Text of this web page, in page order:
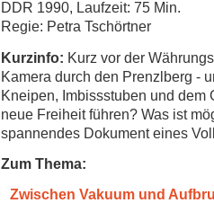
DDR 1990, Laufzeit: 75 Min.
Regie: Petra Tschörtner
Kurzinfo: Kurz vor der
Kamera durch den Prenzlberg -
Kneipen, Imbissstuben und dem
neue Freiheit führen? Was ist
spannendes Dokument eines
Zum Thema:
Zwischen Vakuum und